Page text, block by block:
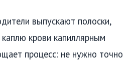
выпускают полоски,
крови капиллярным
процесс: не нужно точно